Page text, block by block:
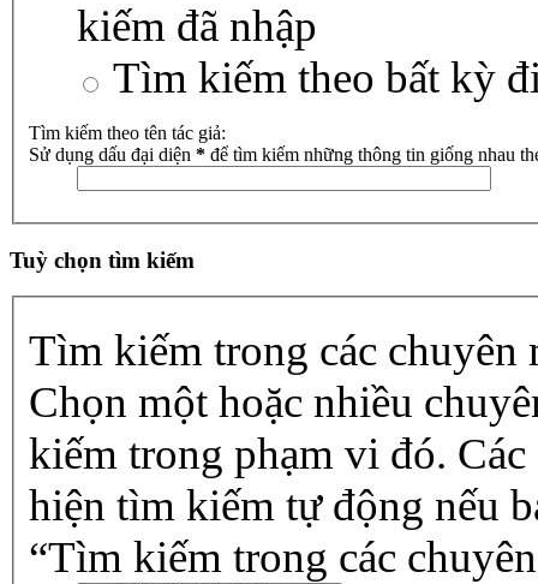
kiếm đã nhập
Tìm kiếm theo bất kỳ
Tìm kiếm theo tên tác giả:
Sử dụng dấu đại diện * để tìm kiếm những thông tin giống nhau
Tuỳ chọn tìm kiếm
Tìm kiếm trong các chuyên
Chọn một hoặc nhiều
kiếm trong phạm vi đó.
hiện tìm kiếm tự động nếu
“Tìm kiếm trong các